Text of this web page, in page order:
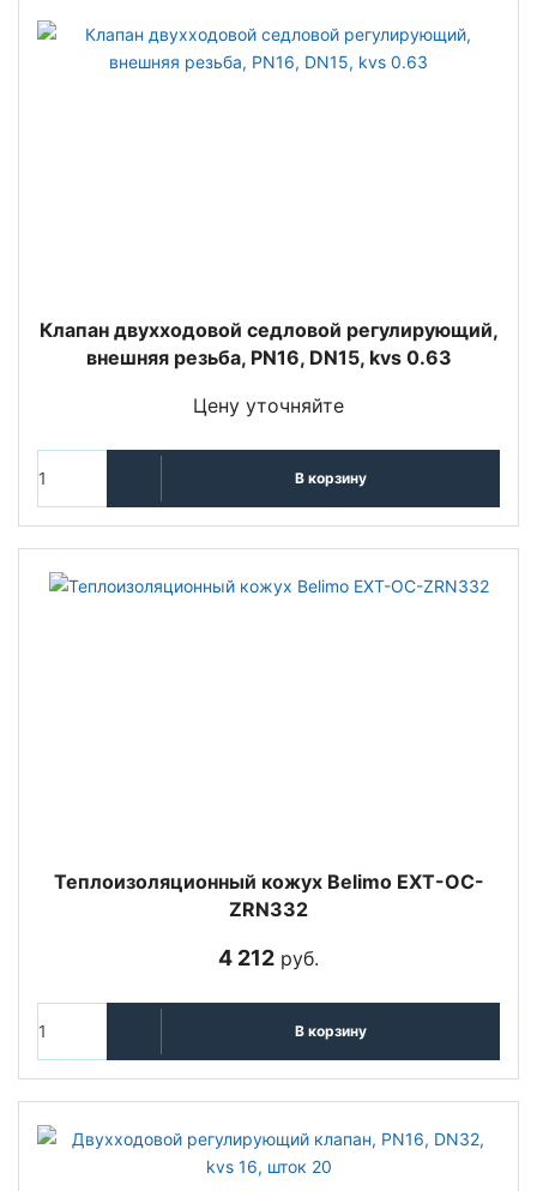
Клапан двухходовой седловой регулирующий,
внешняя резьба, PN16, DN15, kvs 0.63
Цену уточняйте
В корзину
Теплоизоляционный кожух Belimo EXT-OC-
ZRN332
4 212 руб.
В корзину